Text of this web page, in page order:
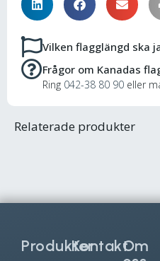
Vilken flagglängd ska
Frågor om Kanadas
Ring 042-38 80 90 eller
Relaterade produkter
KontaktOm
Produkter